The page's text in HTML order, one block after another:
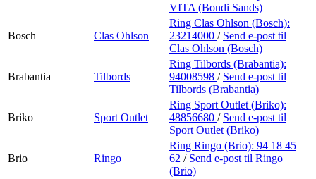
VITA (Bondi Sands)
Bosch Clas Ohlson
Ring Clas Ohlson (Bosch):
23214000 / Send e-post til
Clas Ohlson (Bosch)
Brabantia Tilbords
Ring Tilbords (Brabantia):
94008598 / Send e-post til
Tilbords (Brabantia)
Briko Sport Outlet
Ring Sport Outlet (Briko):
48856680 / Send e-post til
Sport Outlet (Briko)
Brio Ringo
Ring Ringo (Brio): 94 18 45
62 / Send e-post til Ringo
(Brio)